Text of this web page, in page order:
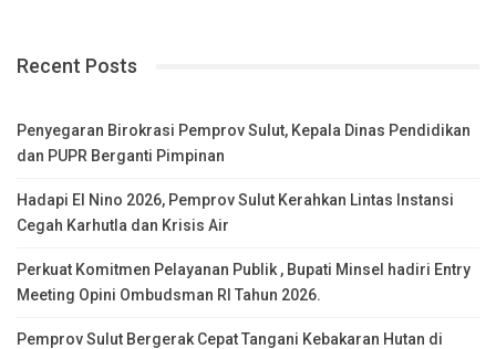
Recent Posts
Penyegaran Birokrasi Pemprov Sulut, Kepala Dinas Pendidikan
dan PUPR Berganti Pimpinan
Hadapi El Nino 2026, Pemprov Sulut Kerahkan Lintas Instansi
Cegah Karhutla dan Krisis Air
Perkuat Komitmen Pelayanan Publik , Bupati Minsel hadiri Entry
Meeting Opini Ombudsman RI Tahun 2026.
Pemprov Sulut Bergerak Cepat Tangani Kebakaran Hutan di